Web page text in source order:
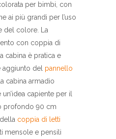
per bimbi, con
ai più grandi per l’uso
del colore. La
con coppia di
cabina è pratica e
del pannello
cabina armadio
capiente per il
profondo 90 cm
coppia di letti
mensole e pensili